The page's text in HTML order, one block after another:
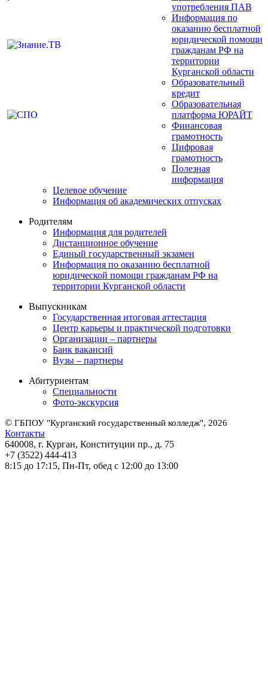
употребления ПАВ
Информация по
оказанию бесплатной
юридической помощи
гражданам РФ на
территории
Курганской области
Образовательный
кредит
Образовательная
платформа ЮРАЙТ
Финансовая
грамотность
Цифровая
грамотность
Полезная
информация
Целевое обучение
Информация об академических отпусках
Родителям
Информация для родителей
Дистанционное обучение
Единый государственный экзамен
Информация по оказанию бесплатной
юридической помощи гражданам РФ на
территории Курганской области
Выпускникам
Государственная итоговая аттестация
Центр карьеры и практической подготовки
Организации – партнеры
Банк вакансий
Вузы – партнеры
Абитуриентам
Специальности
Фото-экскурсия
© ГБПОУ "Курганский государственный колледж", 2026
Контакты
640008, г. Курган, Конституции пр., д. 75
+7 (3522) 444-413
8:15 до 17:15, Пн-Пт, обед с 12:00 до 13:00